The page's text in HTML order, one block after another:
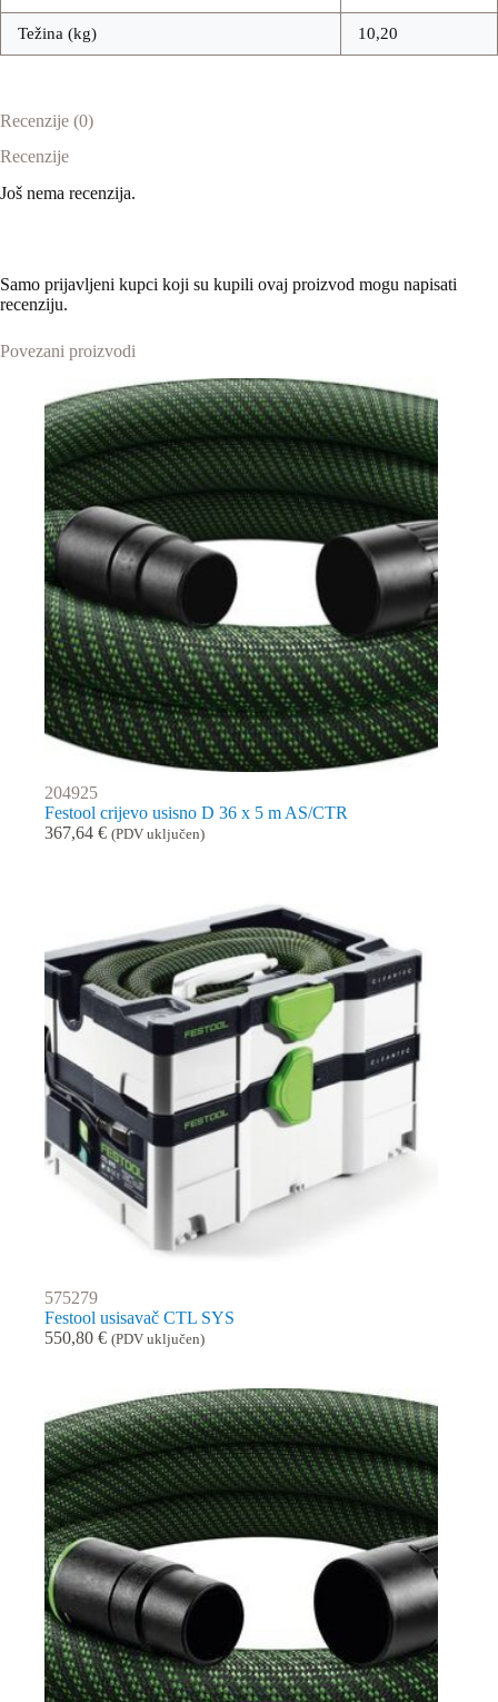
Težina (kg) 10,20
Recenzije (0)
Recenzije
Još nema recenzija.
Samo prijavljeni kupci koji su kupili ovaj proizvod mogu napisati
recenziju.
Povezani proizvodi
204925
Festool crijevo usisno D 36 x 5 m AS/CTR
367,64 € (PDV uključen)
575279
Festool usisavač CTL SYS
550,80 € (PDV uključen)